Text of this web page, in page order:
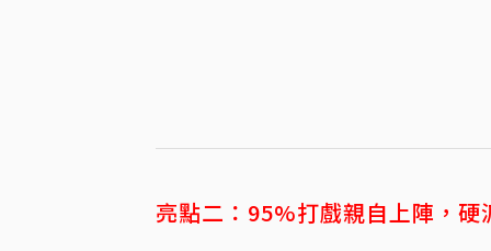
亮點二：95%打戲親自上陣，硬